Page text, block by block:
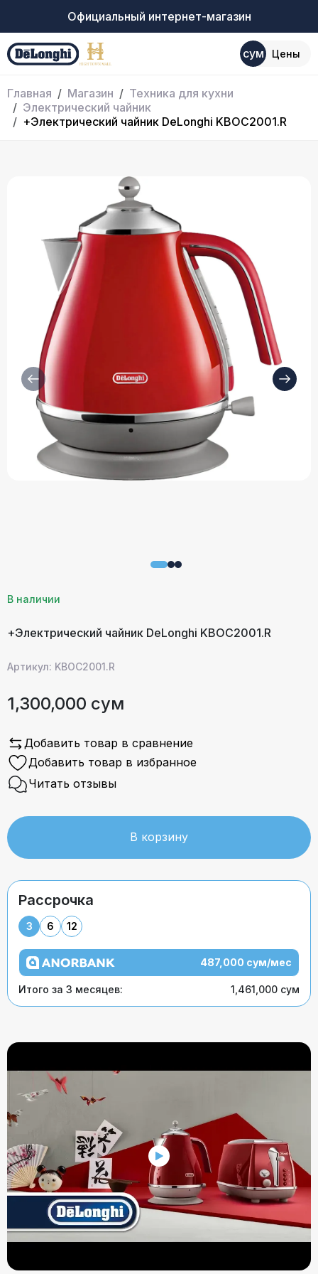
Официальный интернет-магазин
сум Цены
Главная Магазин
Техника для кухни
Электрический чайник
+Электрический чайник DeLonghi KBOC2001.R
В наличии
+Электрический чайник DeLonghi KBOC2001.R
Артикул: KBOC2001.R
1,300,000 сум
Добавить товар в сравнение
Добавить товар в избранное
Читать отзывы
В корзину
Рассрочка
3 6 12
487,000 сум/мес
Итого за 3 месяцев: 1,461,000 сум